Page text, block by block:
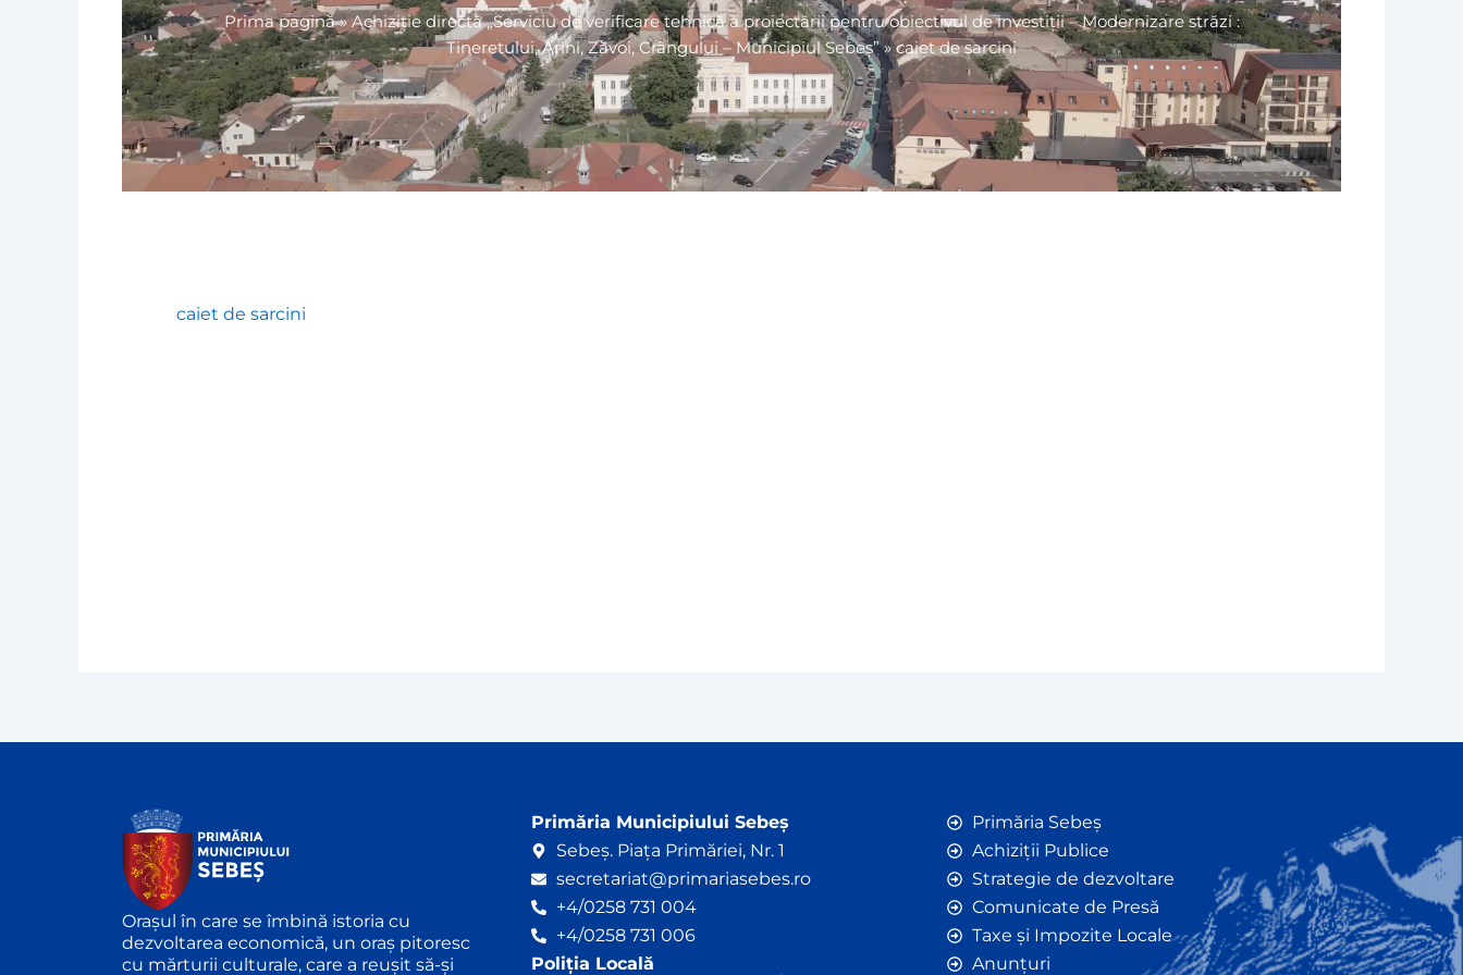
Prima pagină»Achiziție directă „Serviciu de verificare tehnică a proiectării pentru obiectivul de investiții – Modernizare străzi :
Tineretului, Arini, Zăvoi, Crângului – Municipiul Sebeș”»caiet de sarcini
caiet de sarcini
Orașul în care se îmbină istoria cu
dezvoltarea economică, un oraș pitoresc
cu mărturii culturale, care a reușit să-și
Primăria Municipiului Sebeș
Sebeș. Piața Primăriei, Nr. 1
secretariat@primariasebes.ro
+4/0258 731 004
+4/0258 731 006
Poliția Locală
Primăria Sebeș
Achiziții Publice
Strategie de dezvoltare
Comunicate de Presă
Taxe și Impozite Locale
Anunțuri